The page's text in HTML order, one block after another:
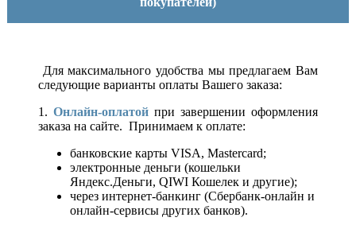
Для максимального удобства мы предлагаем Вам
следующие варианты оплаты Вашего заказа:
1. Онлайн-оплатой при завершении оформления
заказа на сайте. Принимаем к оплате:
банковские карты VISA, Mastercard;
электронные деньги (кошельки
Яндекс.Деньги, QIWI Кошелек и другие);
через интернет-банкинг (Сбербанк-онлайн и
онлайн-сервисы других банков).